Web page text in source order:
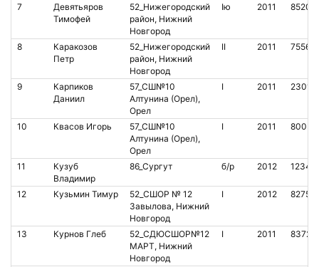
7
Девятьяров
Тимофей
52_Нижегородский
район, Нижний
Новгород
Iю 2011
8
Каракозов
Петр
52_Нижегородский
район, Нижний
Новгород
II 2011
9
Карпиков
Даниил
57_СШ№10
Алтунина (Орел),
Орел
I 2011
10 Квасов Игорь
57_СШ№10
Алтунина (Орел),
Орел
I 2011
11
Кузуб
Владимир
86_Сургут б/р 2012
12 Кузьмин Тимур
52_СШОР № 12
Завылова, Нижний
Новгород
I 2012
13 Курнов Глеб
52_СДЮСШОР№12
МАРТ, Нижний
Новгород
I 2011